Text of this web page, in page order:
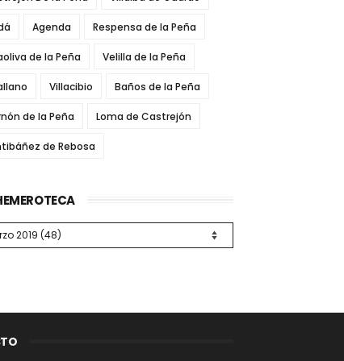
Agenda Respensa de la Peña
de la Peña Velilla de la Peña
Villacibio Baños de la Peña
de la Peña Loma de Castrejón
de Rebosa